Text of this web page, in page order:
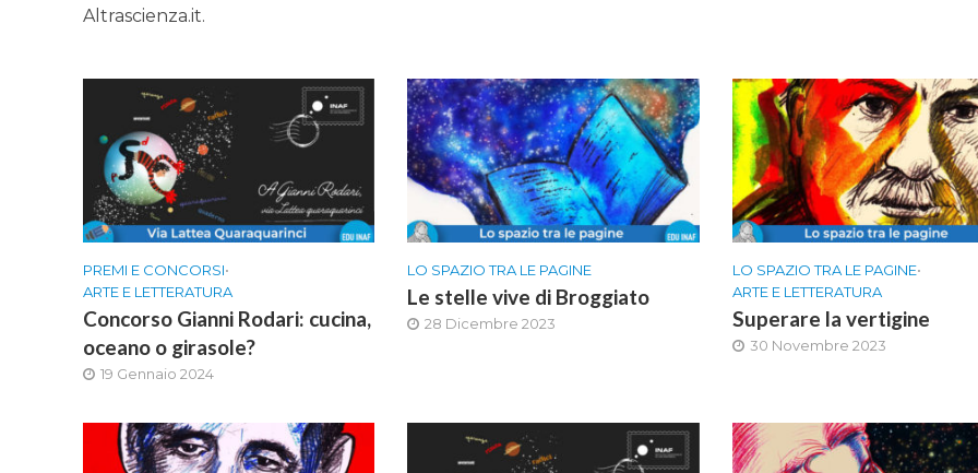
Altrascienza.it.
PREMI E CONCORSI•
ARTE E LETTERATURA
Concorso Gianni Rodari: cucina,
oceano o girasole?
19 Gennaio 2024
LO SPAZIO TRA LE PAGINE
Le stelle vive di Broggiato
28 Dicembre 2023
LO SPAZIO TRA LE PAGINE•
ARTE E LETTERATURA
Superare la vertigine
30 Novembre 2023